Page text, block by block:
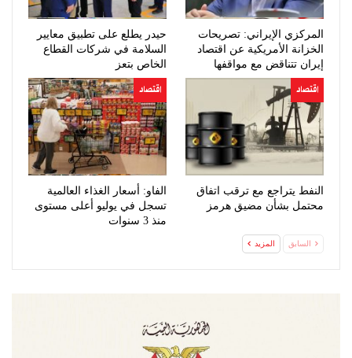
المركزي الإيراني: تصريحات
الخزانة الأمريكية عن اقتصاد
إيران تتناقض مع مواقفها
السابقة
حيدر يطلع على تطبيق معايير
السلامة في شركات القطاع
الخاص بتعز
اقتصاد
النفط يتراجع مع ترقب اتفاق
محتمل بشأن مضيق هرمز
اقتصاد
الفاو: أسعار الغذاء العالمية
تسجل في يوليو أعلى مستوى
منذ 3 سنوات
السابق المزيد